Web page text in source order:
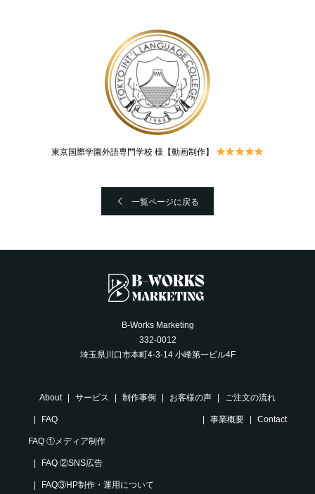
東京国際学園外語専門学校 様【動画制作】
一覧ページに戻る
B-Works Marketing
332-0012
埼玉県川口市本町4-3-14 小峰第一ビル4F
About サービス 制作事例 お客様の声 ご注文の流れ
FAQ
FAQ ①メディア制作
FAQ ②SNS広告
FAQ③HP制作・運用について
事業概要 Contact